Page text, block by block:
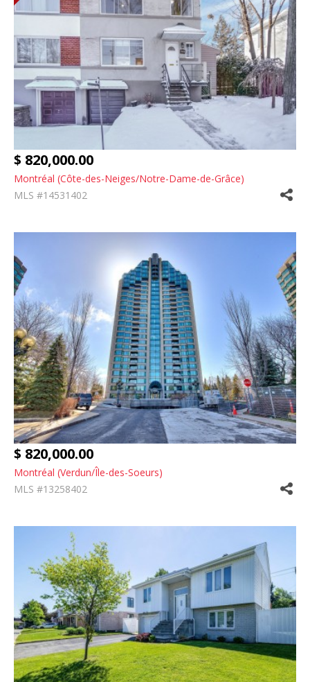
$ 820,000.00
Montréal (Côte-des-Neiges/Notre-Dame-de-Grâce)
MLS #14531402
$ 820,000.00
Montréal (Verdun/Île-des-Soeurs)
MLS #13258402